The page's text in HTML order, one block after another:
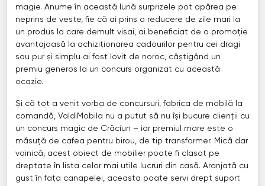
magie. Anume în această lună surprizele pot apărea pe
neprins de veste, fie că ai prins o reducere de zile mari la
un produs la care demult visai, ai beneficiat de o promoție
avantajoasă la achiziționarea cadourilor pentru cei dragi
sau pur și simplu ai fost lovit de noroc, câștigând un
premiu generos la un concurs organizat cu această
ocazie.
Și că tot a venit vorba de concursuri, fabrica de mobilă la
comandă, ValdiMobila nu a putut să nu își bucure clienții cu
un concurs magic de Crăciun – iar premiul mare este o
măsuță de cafea pentru birou, de tip transformer. Mică dar
voinică, acest obiect de mobilier poate fi clasat pe
dreptate în lista celor mai utile lucruri din casă. Aranjată cu
gust în fața canapelei, aceasta poate servi drept suport